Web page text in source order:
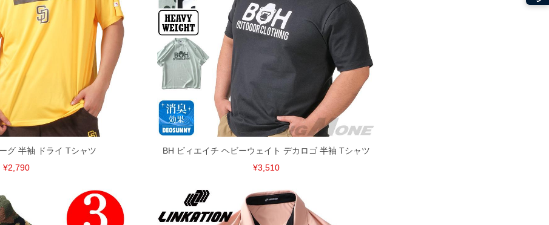
グ 半袖 ドライ Tシャツ
¥2,790
BH ビィエイチ ヘビーウェイト デカロゴ 半袖 Tシャツ
¥3,510